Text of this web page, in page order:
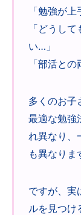
「勉強が
「どうし
い…」
「部活と
多くのお子
最適な勉強
れ異なり、
も異なりま
ですが、実
ルを見つけ